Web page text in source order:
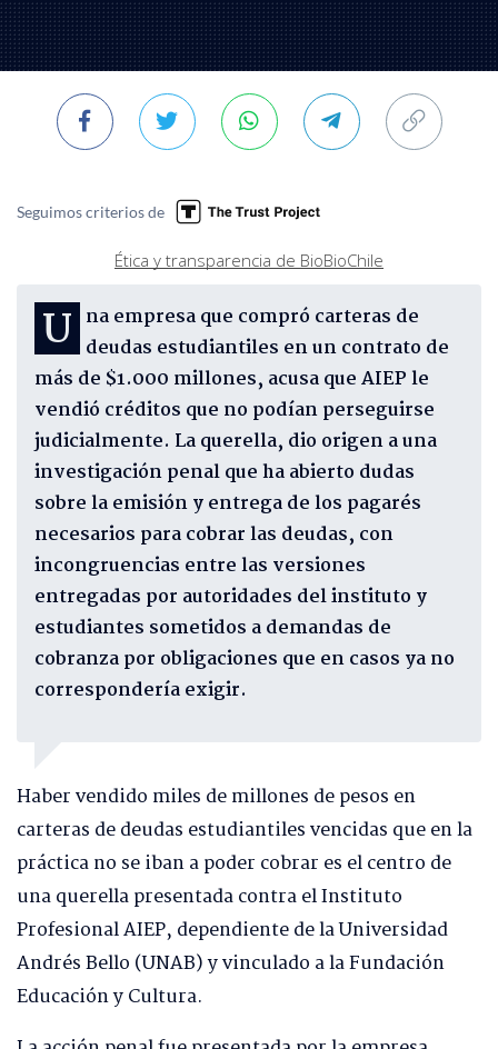
Seguimos criterios de
Ética y transparencia de BioBioChile
Una empresa que compró carteras de deudas estudiantiles en un contrato de
más de $1.000 millones, acusa que AIEP le
vendió créditos que no podían perseguirse
judicialmente. La querella, dio origen a una
investigación penal que ha abierto dudas
sobre la emisión y entrega de los pagarés
necesarios para cobrar las deudas, con
incongruencias entre las versiones
entregadas por autoridades del instituto y
estudiantes sometidos a demandas de
cobranza por obligaciones que en casos ya no
correspondería exigir.
Haber vendido miles de millones de pesos en
carteras de deudas estudiantiles vencidas que en la
práctica no se iban a poder cobrar es el centro de
una querella presentada contra el Instituto
Profesional AIEP, dependiente de la Universidad
Andrés Bello (UNAB) y vinculado a la Fundación
Educación y Cultura.